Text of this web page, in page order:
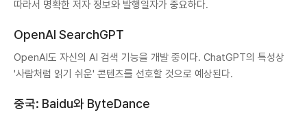
따라서 명확한 저자 정보와 발행일자가 중요하다.
OpenAI SearchGPT
OpenAI도 자신의 AI 검색 기능을 개발 중이다. ChatGPT의 특성상
'사람처럼 읽기 쉬운' 콘텐츠를 선호할 것으로 예상된다.
중국: Baidu와 ByteDance